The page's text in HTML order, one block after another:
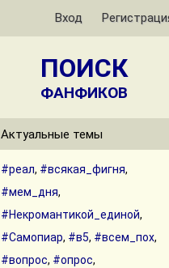
Вход
ПОИСК
ФАНФИКОВ
Актуальные темы
#реал, #всякая_фигня,
#мем_дня,
#Некромантикой_единой,
#Самопиар, #в5, #всем_пох,
#вопрос, #опрос,